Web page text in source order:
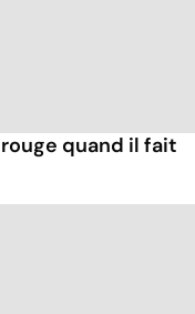
quand il fait